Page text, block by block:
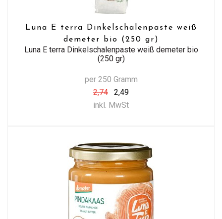
Luna E terra Dinkelschalenpaste weiß
demeter bio (250 gr)
Luna E terra Dinkelschalenpaste weiß demeter bio
(250 gr)
per 250 Gramm
2,74
2,49
inkl. MwSt